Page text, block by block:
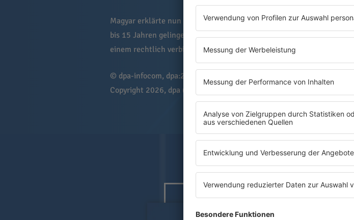
Magyar erklärte nun auf X, Ungarn sei weiter gegen einen
bis 15 Jahren gelingen sollte, alle Beitrittskapitel mit der EU
einem rechtlich verbindlichen Referendum.
© dpa-infocom, dpa:260603-930-170243/1
Copyright 2026, dpa (